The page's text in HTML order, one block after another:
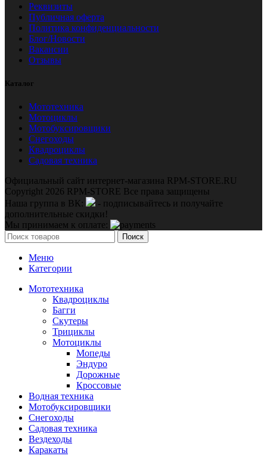
Реквизиты
Публичная оферта
Политика конфиденциальности
Блог/Новости
Вакансии
Отзывы
Каталог
Мототехника
Мотоциклы
Мотобуксировщики
Снегоходы
Квадроциклы
Садовая техника
Официальный сайт интернет-магазина RPM-STORE.RU
Copyright 2026 RPM-STORE Все права защищены
Наша группа в ВК:
- подписывайтесь и получайте
дополнительные скидки!
Мы принимаем к оплате:
Поиск
Меню
Категории
Мототехника
Квадроциклы
Багги
Скутеры
Трициклы
Мотоциклы
Мопеды
Эндуро
Дорожные
Кроссовые
Водная техника
Мотобуксировщики
Снегоходы
Садовая техника
Вездеходы
Каракаты